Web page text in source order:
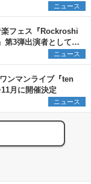
ニュース
フェス『Rockroshi
3弾出演者として
を発表
ニュース
ンマンライブ『ten
月に開催決定
ニュース